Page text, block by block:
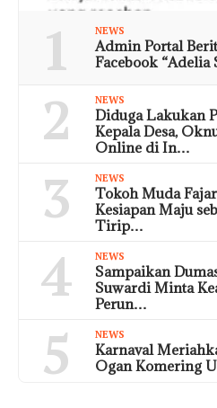
1 NEWS
Admin Portal
Facebook
2 NEWS
Diduga Lakukan
Kepala Desa,
Online di In…
3 NEWS
Tokoh Muda
Kesiapan Maju
Tirip…
4 NEWS
Sampaikan
Suwardi Minta
Perun…
5 NEWS
Karnaval
Ogan Komering